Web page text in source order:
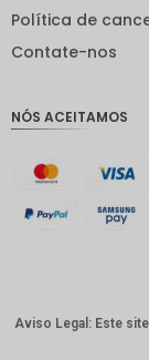
Política de
Contate-nos
NÓS ACEITAMOS
Aviso Legal: Este